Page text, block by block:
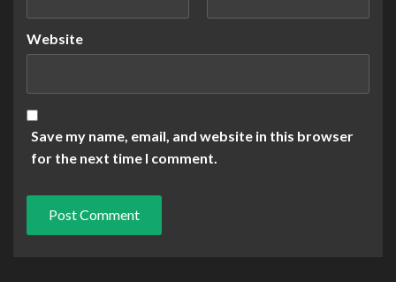
Website
Save my name, email, and website in this browser
for the next time I comment.